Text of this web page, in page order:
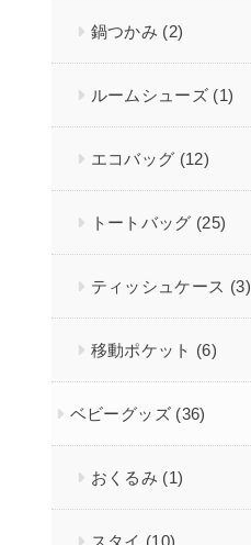
鍋つかみ (2)
ルームシューズ (1)
エコバッグ (12)
トートバッグ (25)
ティッシュケース (3)
移動ポケット (6)
ベビーグッズ (36)
おくるみ (1)
スタイ (10)